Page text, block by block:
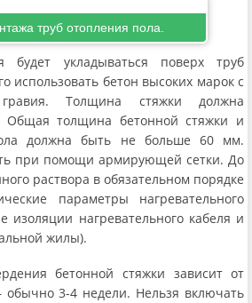
труб отопления пола.
будет укладываться поверх труб
использовать бетон высоких марок с
Толщина стяжки должна
Общая толщина бетонной стяжки и
должна быть не больше 60 мм.
при помощи армирующей сетки. До
раствора в обязательном порядке
параметры нагревательного
изоляции нагревательного кабеля и
жилы).
бетонной стяжки зависит от
3-4 недели. Нельзя включать